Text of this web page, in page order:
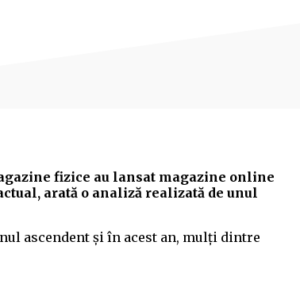
fizice au lansat magazine online
arată o analiză realizată de unul
ascendent şi în acest an, mulţi dintre